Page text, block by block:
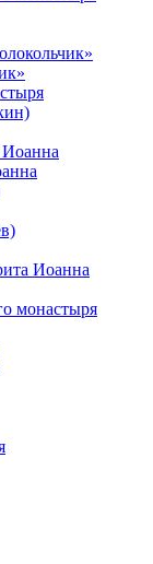
Иоанна
монастыря